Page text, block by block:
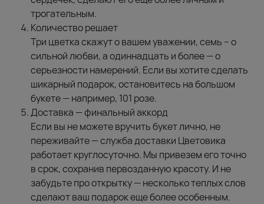
трогательным.
Количество решает
Три цветка скажут о вашем уважении, семь – о
сильной любви, а одиннадцать и более — о
серьезности намерений. Если вы хотите сделать
шикарный подарок, остановитесь на большом
букете — например, 101 розе.
Доставка — финальный аккорд
Если вы не можете вручить букет лично, не
переживайте — служба доставки Цветовика
работает круглосуточно. Мы привезем его точно
в срок, сохранив первозданную красоту. И не
забудьте про открытку — несколько теплых слов
сделают ваш подарок еще более особенным.